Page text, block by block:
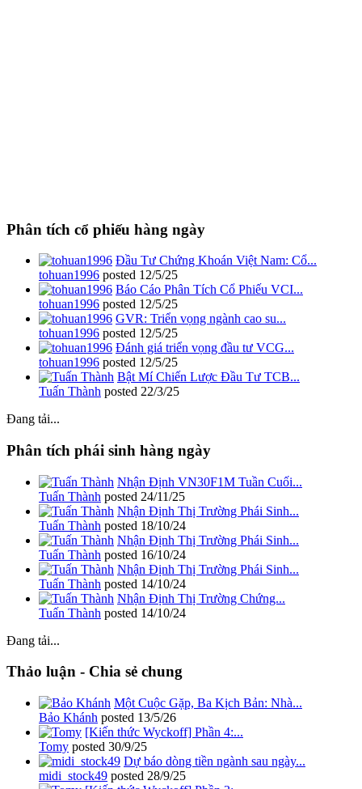
Phân tích cổ phiếu hàng ngày
Đầu Tư Chứng Khoán Việt Nam: Cổ...
tohuan1996 posted 12/5/25
Báo Cáo Phân Tích Cổ Phiếu VCI...
tohuan1996 posted 12/5/25
GVR: Triển vọng ngành cao su...
tohuan1996 posted 12/5/25
Đánh giá triển vọng đầu tư VCG...
tohuan1996 posted 12/5/25
Bật Mí Chiến Lược Đầu Tư TCB...
Tuấn Thành posted 22/3/25
Đang tải...
Phân tích phái sinh hàng ngày
Nhận Định VN30F1M Tuần Cuối...
Tuấn Thành posted 24/11/25
Nhận Định Thị Trường Phái Sinh...
Tuấn Thành posted 18/10/24
Nhận Định Thị Trường Phái Sinh...
Tuấn Thành posted 16/10/24
Nhận Định Thị Trường Phái Sinh...
Tuấn Thành posted 14/10/24
Nhận Định Thị Trường Chứng...
Tuấn Thành posted 14/10/24
Đang tải...
Thảo luận - Chia sẻ chung
Một Cuộc Gặp, Ba Kịch Bản: Nhà...
Bảo Khánh posted 13/5/26
[Kiến thức Wyckoff] Phần 4:...
Tomy posted 30/9/25
Dự báo dòng tiền ngành sau ngày...
midi_stock49 posted 28/9/25